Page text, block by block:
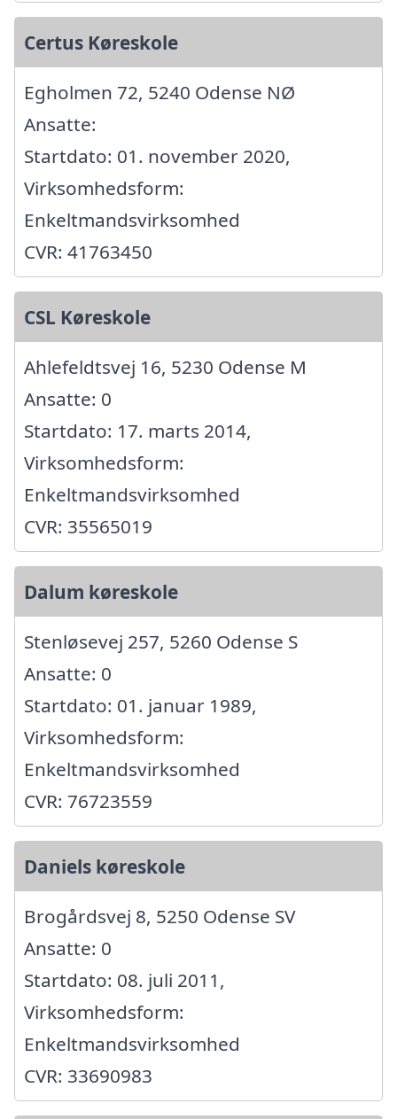
Certus Køreskole
Egholmen 72, 5240 Odense NØ
Ansatte:
Startdato: 01. november 2020,
Virksomhedsform:
Enkeltmandsvirksomhed
CVR: 41763450
CSL Køreskole
Ahlefeldtsvej 16, 5230 Odense M
Ansatte: 0
Startdato: 17. marts 2014,
Virksomhedsform:
Enkeltmandsvirksomhed
CVR: 35565019
Dalum køreskole
Stenløsevej 257, 5260 Odense S
Ansatte: 0
Startdato: 01. januar 1989,
Virksomhedsform:
Enkeltmandsvirksomhed
CVR: 76723559
Daniels køreskole
Brogårdsvej 8, 5250 Odense SV
Ansatte: 0
Startdato: 08. juli 2011,
Virksomhedsform:
Enkeltmandsvirksomhed
CVR: 33690983